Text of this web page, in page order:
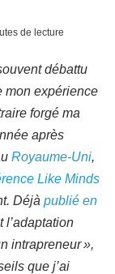
de lecture
débattu
mon expérience
forgé ma
après
Royaume-Uni,
Like Minds
Déjà publié en
l’adaptation
intrapreneur »,
que j’ai